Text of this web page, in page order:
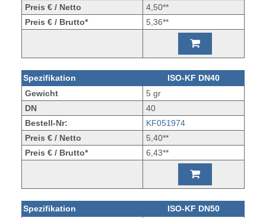
Preis € / Netto
4,50**
Preis € / Brutto*
5,36**
Spezifikation
ISO-KF DN40
Gewicht
5 gr
DN
40
Bestell-Nr:
KF051974
Preis € / Netto
5,40**
Preis € / Brutto*
6,43**
Spezifikation
ISO-KF DN50